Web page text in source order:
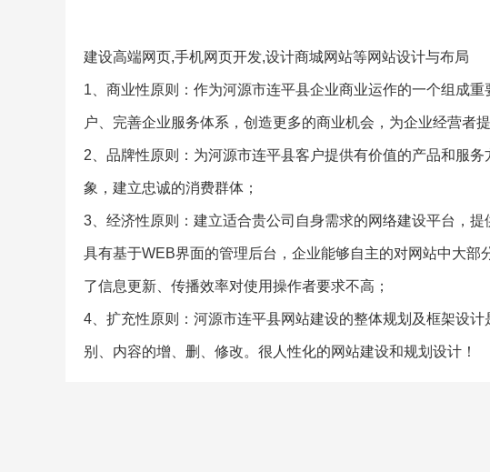
建设高端网页,手机网页开发,设计商城网站等网站设计与布局
1、商业性原则：作为河源市连平县企业商业运作的一个组成
户、完善企业服务体系，创造更多的商业机会，为企业经营者
2、品牌性原则：为河源市连平县客户提供有价值的产品和服
象，建立忠诚的消费群体；
3、经济性原则：建立适合贵公司自身需求的网络建设平台，
具有基于WEB界面的管理后台，企业能够自主的对网站中大
了信息更新、传播效率对使用操作者要求不高；
4、扩充性原则：河源市连平县网站建设的整体规划及框架设
别、内容的增、删、修改。很人性化的网站建设和规划设计！